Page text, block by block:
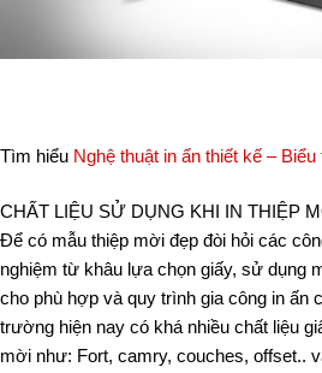
Tìm hiểu Nghệ thuật in ấn thiết kế –
CHẤT LIỆU SỬ DỤNG KHI IN THIỆP
Để có mẫu thiệp mời đẹp đòi hỏi các
nghiệm từ khâu lựa chọn giấy, sử dụng
cho phù hợp và quy trình gia công in ấn
trường hiện nay có khá nhiều chất liệu
mời như: Fort, camry, couches, offset..